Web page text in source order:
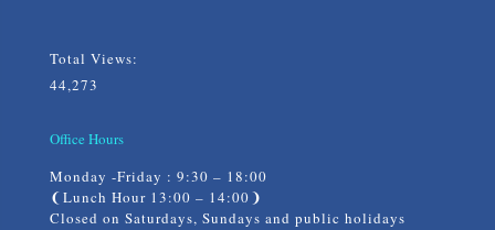
Total Views:
44,273
Office Hours
Monday -Friday : 9:30 – 18:00
❨Lunch Hour 13:00 – 14:00❩
Closed on Saturdays, Sundays and public holidays